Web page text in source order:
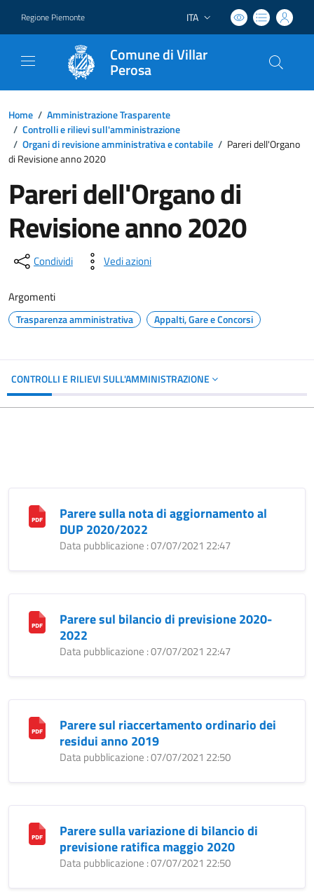
Regione Piemonte Lingua attiva:
ITA
Comune di Villar
Perosa
Home / Amministrazione Trasparente
/ Controlli e rilievi sull'amministrazione
/ Organi di revisione amministrativa e contabile / Pareri dell'Organo
di Revisione anno 2020
Pareri dell'Organo di
Revisione anno 2020
Condividi Vedi azioni
Argomenti
Trasparenza amministrativa Appalti, Gare e Concorsi
CONTROLLI E RILIEVI SULL'AMMINISTRAZIONE
Parere sulla nota di aggiornamento al
DUP 2020/2022
Data pubblicazione : 07/07/2021 22:47
Parere sul bilancio di previsione 2020-
2022
Data pubblicazione : 07/07/2021 22:47
Parere sul riaccertamento ordinario dei
residui anno 2019
Data pubblicazione : 07/07/2021 22:50
Parere sulla variazione di bilancio di
previsione ratifica maggio 2020
Data pubblicazione : 07/07/2021 22:50